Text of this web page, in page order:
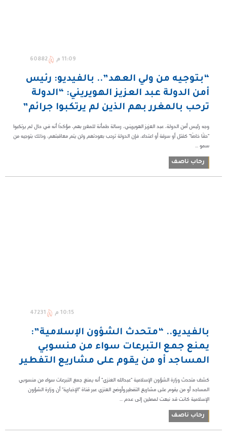
11:09 م 60882
“بتوجيه من ولي العهد”.. بالفيديو: رئيس
أمن الدولة عبد العزيز الهويريني: “الدولة
ترحب بالمغرر بهم الذين لم يرتكبوا جرائم”
وجه رئيس أمن الدولة، عبد العزيز الهويريني، رسالة طمأنة للمغرر بهم، مؤكدًا أنه في حال لم يرتكبوا
"حقًا خاصًا" كقتل أو سرقة أو اعتداء، فإن الدولة ترحب بعودتهم ولن يتم معاقبتهم، وذلك بتوجيه من
سمو ...
رحاب ناصف
10:15 م 47231
بالفيديو.. “متحدث الشؤون الإسلامية”:
يمنع جمع التبرعات سواء من منسوبي
المساجد أو من يقوم على مشاريع التفطير
كشف متحدث وزارة الشؤون الإسلامية "عبدالله العنزي" أنه يمنع جمع التبرعات سواء من منسوبي
المساجد أو من يقوم على مشاريع التفطير.وأوضح العنزي عبر قناة "الإخبارية" أن وزارة الشؤون
الإسلامية كانت قد نبهت لمصلين إلى عدم ...
رحاب ناصف